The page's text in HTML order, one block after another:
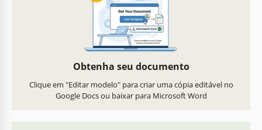
Obtenha seu documento
Clique em "Editar modelo" para criar uma cópia editável no
Google Docs ou baixar para Microsoft Word